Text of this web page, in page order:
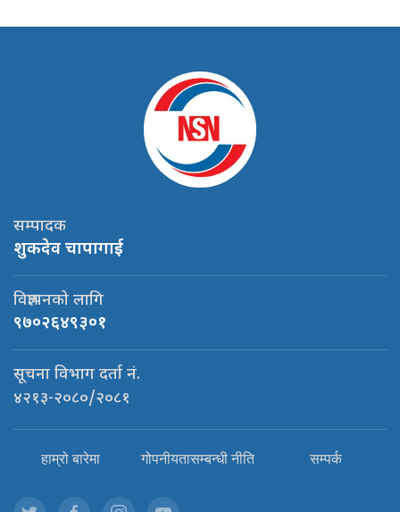
सम्पादक
शुकदेव चापागाई
विज्ञापनको लागि
९७०२६४९३०१
सूचना विभाग दर्ता नं.
४२१३-२०८०/२०८१
हाम्रो बारेमा गोपनीयतासम्बन्धी नीति सम्पर्क